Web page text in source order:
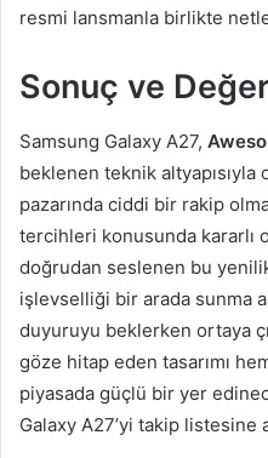
resmi lansmanla birlikte
Sonuç ve
Samsung Galaxy A27,
beklenen teknik altyapısıyla
pazarında ciddi bir rakip
tercihleri konusunda kararlı
doğrudan seslenen bu
işlevselliği bir arada sunma
duyuruyu beklerken ortaya
göze hitap eden tasarımı
piyasada güçlü bir yer
Galaxy A27’yi takip listesine